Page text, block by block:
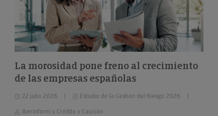
La morosidad pone freno al crecimiento
de las empresas españolas
22 julio 2026
Estudio de la Gestión del Riesgo 2026
Iberinform y Crédito y Caución